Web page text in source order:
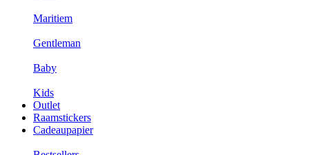
Maritiem
Gentleman
Baby
Kids
Outlet
Raamstickers
Cadeaupapier